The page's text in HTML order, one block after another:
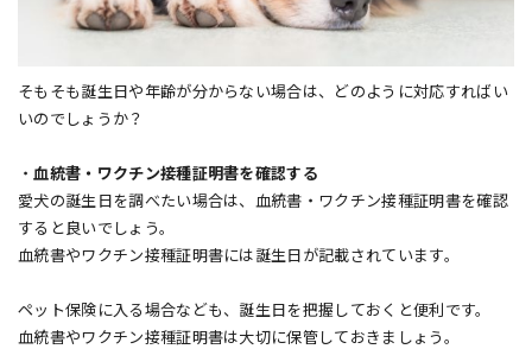
そもそも誕生日や年齢が分からない場合は、どのように対応すればい
いのでしょうか？
・血統書・ワクチン接種証明書を確認する
愛犬の誕生日を調べたい場合は、血統書・ワクチン接種証明書を確認
すると良いでしょう。
血統書やワクチン接種証明書には誕生日が記載されています。
ペット保険に入る場合なども、誕生日を把握しておくと便利です。
血統書やワクチン接種証明書は大切に保管しておきましょう。